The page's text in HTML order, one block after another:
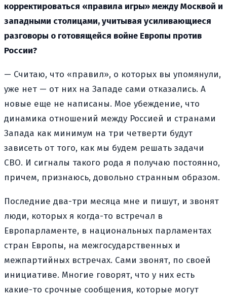
корректироваться «правила игры» между Москвой и
западными столицами, учитывая усиливающиеся
разговоры о готовящейся войне Европы против
России?
— Считаю, что «правил», о которых вы упомянули,
уже нет — от них на Западе сами отказались. А
новые еще не написаны. Мое убеждение, что
динамика отношений между Россией и странами
Запада как минимум на три четверти будут
зависеть от того, как мы будем решать задачи
СВО. И сигналы такого рода я получаю постоянно,
причем, признаюсь, довольно странным образом.
Последние два-три месяца мне и пишут, и звонят
люди, которых я когда-то встречал в
Европарламенте, в национальных парламентах
стран Европы, на межгосударственных и
межпартийных встречах. Сами звонят, по своей
инициативе. Многие говорят, что у них есть
какие-то срочные сообщения, которые могут